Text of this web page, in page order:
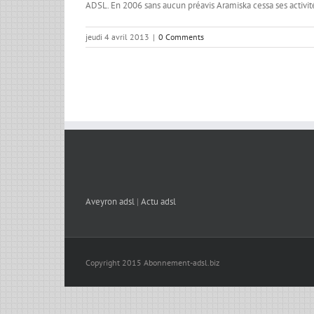
ADSL. En 2006 sans aucun préavis Aramiska cessa ses
jeudi 4 avril 2013 | 0 Comments
Aveyron adsl | Actu adsl
Copyright 2015 Abonnement-adsl.biz